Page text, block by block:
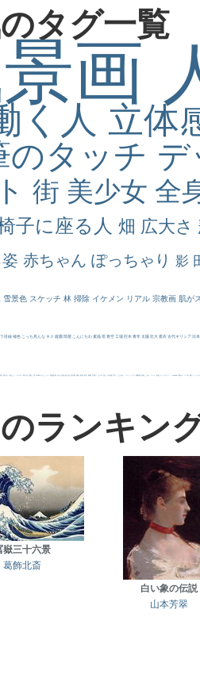
タグ一覧
画
く人 立体
のタッチ
街 美少女 全
子に座る人 畑 広大さ
赤ちゃん ぽっちゃり 影
雪景色 スケッチ 林 掃除 イケメン リアル 宗教画 肌が
ラ目線 補色 こっち見んな キス 庭園 部屋 こんにちわ 素描 塔 青空 工場 巨木 青年 太陽 壮大 着衣 古代ギリシア 日
皇 奥行き 火起こし シスター 東方の三博士 114514 かっこいい 受胎告知 天から覗き込む顔 設計図 挿絵 群衆 親子 裸婦 可愛い ピサロ ＃名画で学ぶ「たるみ」 ニーソックス 躍動感 黄色 こわい コート 畦道 レンブラント・ sekkusu 暖かい バブみ 靴下 ショッ
ランキン
嶽三十六景
葛飾北斎
白い象の伝説
山本芳翠